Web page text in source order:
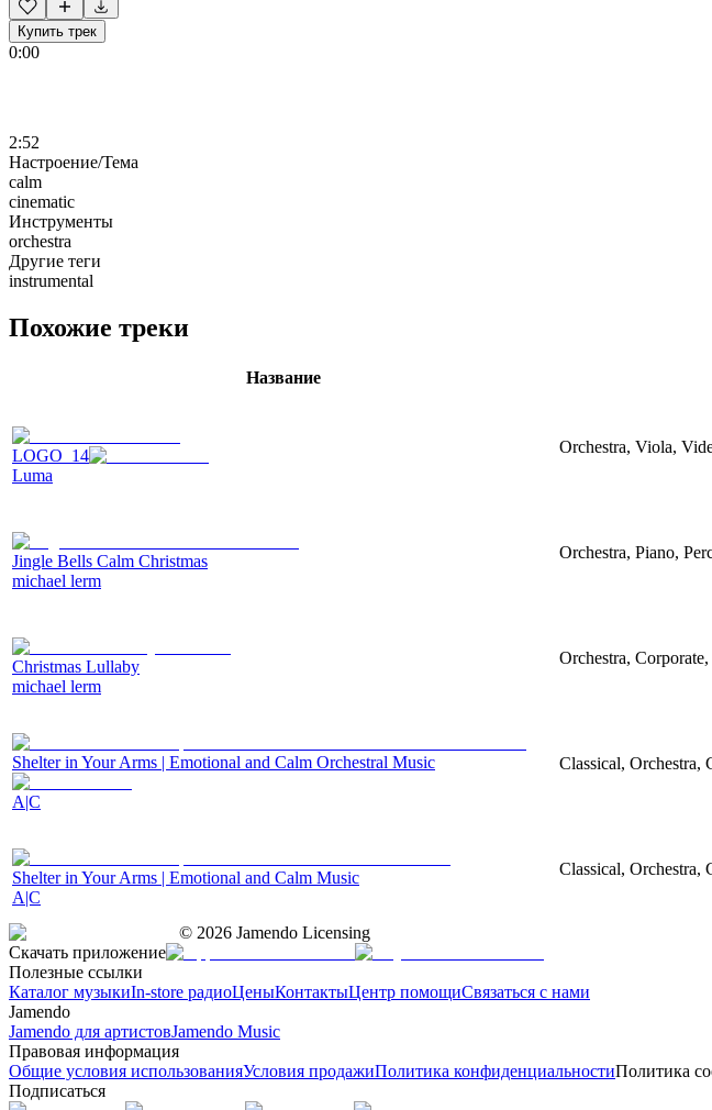
Купить трек
0:00
2:52
Настроение/Тема
calm
cinematic
Инструменты
orchestra
Другие теги
instrumental
Похожие треки
Название
LOGO_14
Luma
Orchestra, Viola,
Jingle Bells Calm Christmas
michael lerm
Orchestra, Piano,
Christmas Lullaby
michael lerm
Orchestra,
Shelter in Your Arms | Emotional and Calm Orchestral Music
A|C
Classical, Orchestra,
Shelter in Your Arms | Emotional and Calm Music
A|C
Classical, Orchestra,
© 2026 Jamendo Licensing
Скачать приложение
Полезные ссылки
Каталог музыкиIn-store радиоЦеныКонтактыЦентр помощиСвязаться с нами
Jamendo
Jamendo для артистовJamendo Music
Правовая информация
Общие условия использованияУсловия продажиПолитика конфиденциальностиПолитика
Подписаться